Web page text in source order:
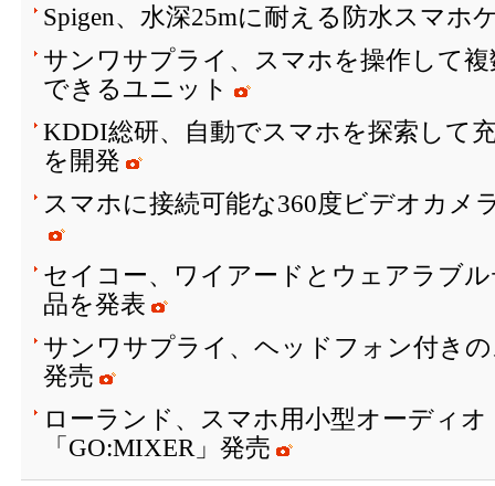
Spigen、水深25mに耐える防水スマホ
サンワサプライ、スマホを操作して
できるユニット
KDDI総研、自動でスマホを探索して
を開発
スマホに接続可能な360度ビデオカメ
セイコー、ワイアードとウェアラブ
品を発表
サンワサプライ、ヘッドフォン付き
発売
ローランド、スマホ用小型オーディ
「GO:MIXER」発売